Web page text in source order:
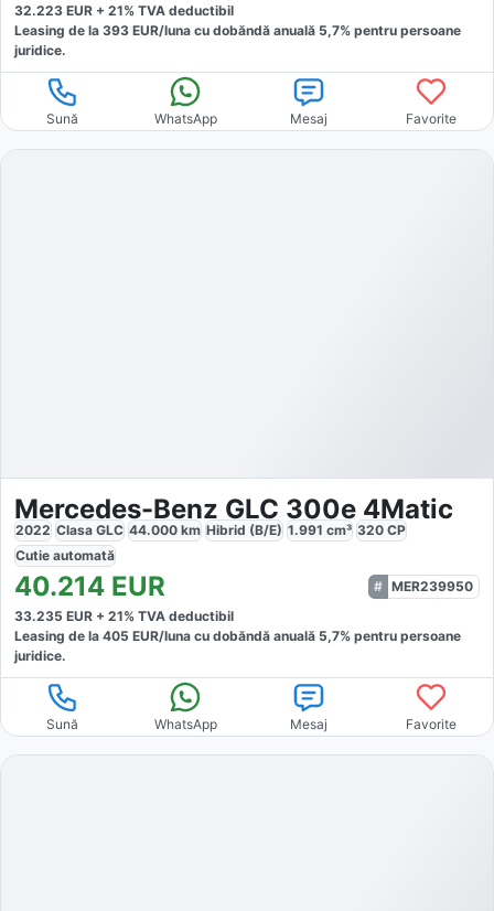
32.223 EUR + 21% TVA deductibil
Leasing de la 393 EUR/luna cu dobăndă anuală 5,7% pentru persoane
juridice.
Sună WhatsApp Mesaj Favorite
Mercedes-Benz GLC 300e 4Matic
2022 Clasa GLC 44.000 km Hibrid (B/E) 1.991 cm³ 320 CP
Cutie automată
40.214 EUR
MER239950
33.235 EUR + 21% TVA deductibil
Leasing de la 405 EUR/luna cu dobăndă anuală 5,7% pentru persoane
juridice.
Sună WhatsApp Mesaj Favorite